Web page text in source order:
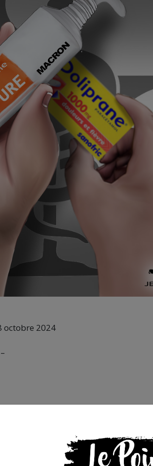
octobre 2024
#Macronisme